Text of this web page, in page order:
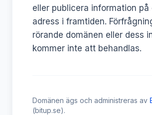
eller publicera information på
adress i framtiden.
rörande domänen eller dess
kommer inte att behandlas.
Domänen ägs och administreras av
(bitup.se).